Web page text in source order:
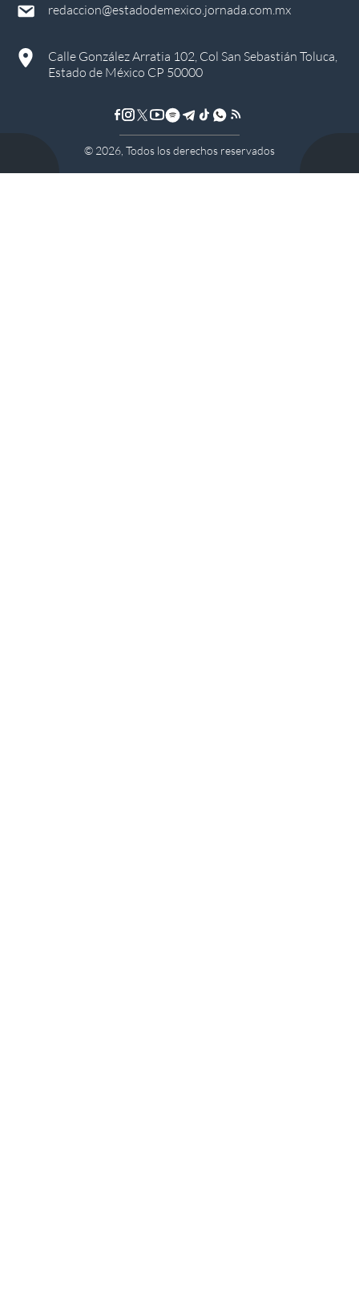
redaccion@estadodemexico.jornada.com.mx
Calle González Arratia 102, Col San Sebastián Toluca,
Estado de México CP 50000
© 2026 , Todos los derechos reservados